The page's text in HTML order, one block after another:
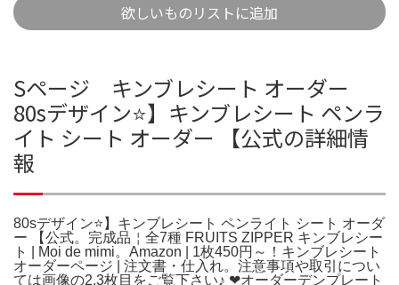
欲しいものリストに追加
Sページ キンブレシート オーダー
80sデザイン⭐️】キンブレシート ペンラ
イト シート オーダー 【公式の詳細情
報
80sデザイン⭐️】キンブレシート ペンライト シート オーダ
ー 【公式。完成品￤全7種 FRUITS ZIPPER キンブレシー
ト | Moi de mimi。Amazon | 1枚450円～！キンブレシート
オーダーページ | 注文書・仕入れ。注意事項や取引につい
ては画像の2.3枚目をご覧下さい♪ ❤︎オーダーデンプレート